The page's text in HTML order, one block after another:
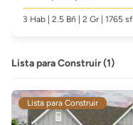
3 Hab | 2.5 Bñ | 2 Gr | 1765 sf
Lista para Construir (1)
Lista para Construir